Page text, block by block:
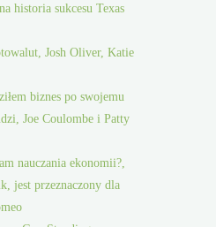
historia sukcesu Texas
Josh Oliver, Katie
biznes po swojemu
Joe Coulombe i Patty
nauczania ekonomii?,
jest przeznaczony dla